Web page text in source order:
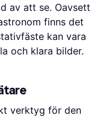
av att se. Oavsett
finns det
kan vara
och klara bilder.
verktyg för den